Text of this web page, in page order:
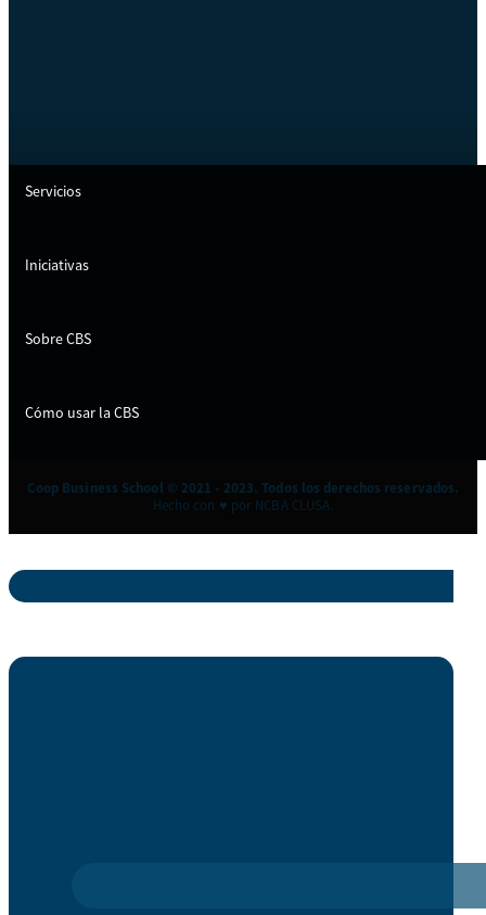
Servicios
Iniciativas
Sobre CBS
Cómo usar la CBS
Coop Business School © 2021 - 2023. Todos los derechos reservados.
Hecho con ♥ por NCBA CLUSA.